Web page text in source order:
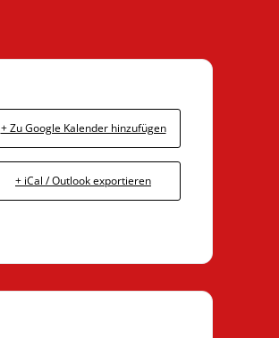
+ Zu Google Kalender hinzufügen
+ iCal / Outlook exportieren